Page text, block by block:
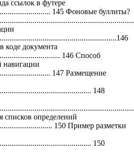
ссылок в футере
145 Фоновые буллиты?
коде документа
146 Способ
навигации
147 Размещение
148
списков определений
150 Пример разметки
150